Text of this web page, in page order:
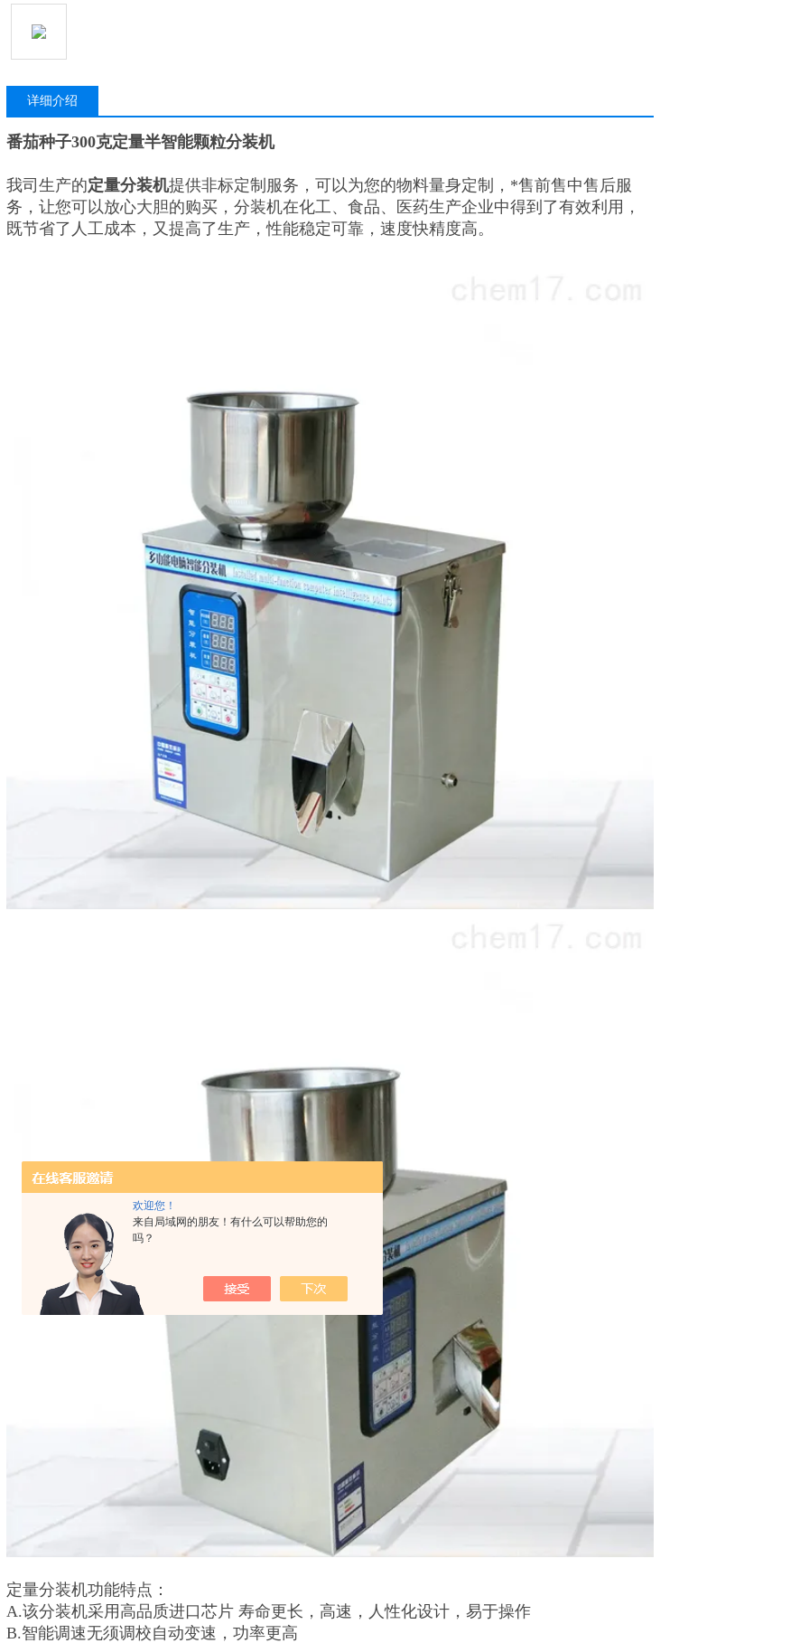
欢迎您！
来自局域网的朋友！有什么可以帮助您的
吗？
详细介绍
番茄种子300克定量半智能颗粒分装机
我司生产的定量分装机提供非标定制服务，可以为您的物料量身定制，*售前售中售后服
务，让您可以放心大胆的购买，分装机在化工、食品、医药生产企业中得到了有效利用，
既节省了人工成本，又提高了生产，性能稳定可靠，速度快精度高。
定量分装机功能特点：
A.该分装机采用高品质进口芯片 寿命更长，高速，人性化设计，易于操作
B.智能调速无须调校自动变速，功率更高